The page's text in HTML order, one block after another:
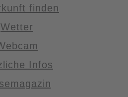
finden
Wetter
Infos